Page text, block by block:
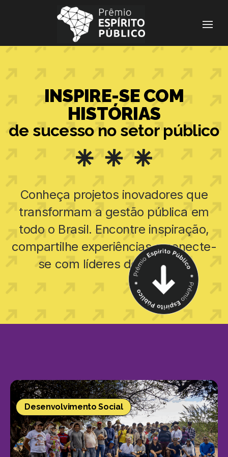
INSPIRE-SE COM
HISTÓRIAS
de sucesso no setor público
Conheça projetos inovadores que
transformam a gestão pública em
todo o Brasil. Encontre inspiração,
compartilhe experiências e conecte-
se com líderes de projetos.
Desenvolvimento Social